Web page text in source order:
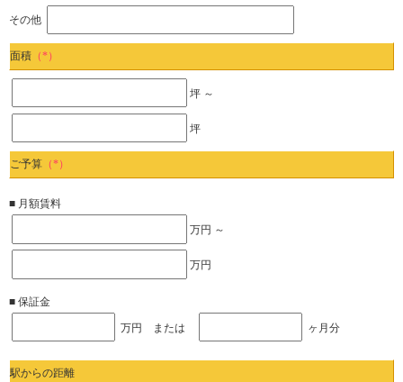
その他
面積 （*）
坪 ～
坪
ご予算 （*）
■ 月額賃料
万円 ～
万円
■ 保証金
万円 または ヶ月分
駅からの距離